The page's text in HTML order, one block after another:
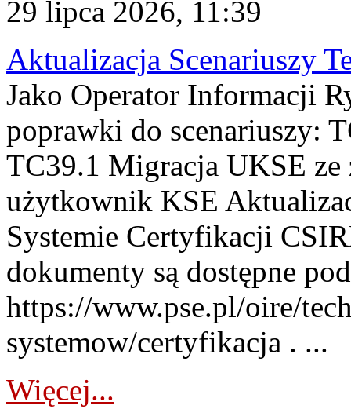
29 lipca 2026, 11:39
Aktualizacja Scenariuszy
Jako Operator Informacji
poprawki do scenariuszy:
TC39.1 Migracja UKSE
użytkownik KSE
Systemie Certyfikacji
dokumenty są dostępne
https://www.pse.pl/oire/
systemow/certyfikacja . ...
Więcej...